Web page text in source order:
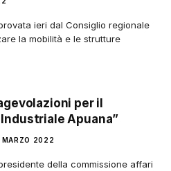
ieri dal Consiglio regionale
la mobilità e le strutture
per il
Apuana”
MARZO 2022
della commissione affari